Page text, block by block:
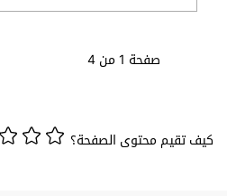
صفحة 1 من 4
كيف تقيم محتوى الصفحة؟